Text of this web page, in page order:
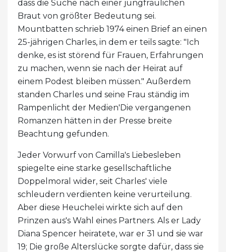
dass die Suche nach einer jungfräulichen
Braut von größter Bedeutung sei.
Mountbatten schrieb 1974 einen Brief an einen
25-jährigen Charles, in dem er teils sagte: "Ich
denke, es ist störend für Frauen, Erfahrungen
zu machen, wenn sie nach der Heirat auf
einem Podest bleiben müssen." Außerdem
standen Charles und seine Frau ständig im
Rampenlicht der Medien'Die vergangenen
Romanzen hätten in der Presse breite
Beachtung gefunden.
Jeder Vorwurf von Camilla's Liebesleben
spiegelte eine starke gesellschaftliche
Doppelmoral wider, seit Charles' viele
schleudern verdienten keine verurteilung.
Aber diese Heuchelei wirkte sich auf den
Prinzen aus's Wahl eines Partners. Als er Lady
Diana Spencer heiratete, war er 31 und sie war
19; Die große Alterslücke sorgte dafür, dass sie